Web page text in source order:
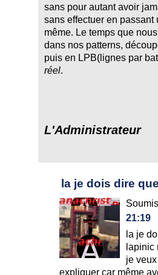
sans pour autant avoir
sans effectuer en
même. Le temps que
dans nos patterns,
puis en LPB(lignes par
réel.
L'Administrateur
la je dois dire
21:19
la je
lapinic
je
expliquer car même